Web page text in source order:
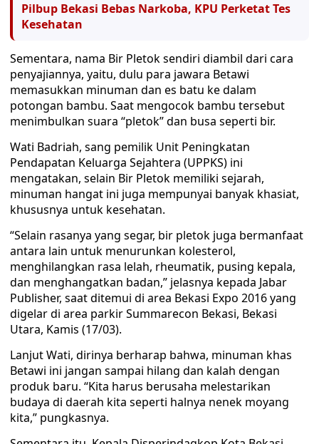
Pilbup Bekasi Bebas Narkoba, KPU Perketat Tes
Kesehatan
Sementara, nama Bir Pletok sendiri diambil dari cara
penyajiannya, yaitu, dulu para jawara Betawi
memasukkan minuman dan es batu ke dalam
potongan bambu. Saat mengocok bambu tersebut
menimbulkan suara “pletok” dan busa seperti bir.
Wati Badriah, sang pemilik Unit Peningkatan
Pendapatan Keluarga Sejahtera (UPPKS) ini
mengatakan, selain Bir Pletok memiliki sejarah,
minuman hangat ini juga mempunyai banyak khasiat,
khususnya untuk kesehatan.
“Selain rasanya yang segar, bir pletok juga bermanfaat
antara lain untuk menurunkan kolesterol,
menghilangkan rasa lelah, rheumatik, pusing kepala,
dan menghangatkan badan,” jelasnya kepada Jabar
Publisher, saat ditemui di area Bekasi Expo 2016 yang
digelar di area parkir Summarecon Bekasi, Bekasi
Utara, Kamis (17/03).
Lanjut Wati, dirinya berharap bahwa, minuman khas
Betawi ini jangan sampai hilang dan kalah dengan
produk baru. “Kita harus berusaha melestarikan
budaya di daerah kita seperti halnya nenek moyang
kita,” pungkasnya.